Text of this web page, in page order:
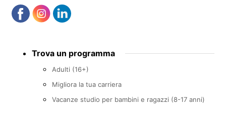
menuTrova un programma
Adulti (16+)
Migliora la tua carriera
Vacanze studio per bambini e ragazzi (8-17 anni)